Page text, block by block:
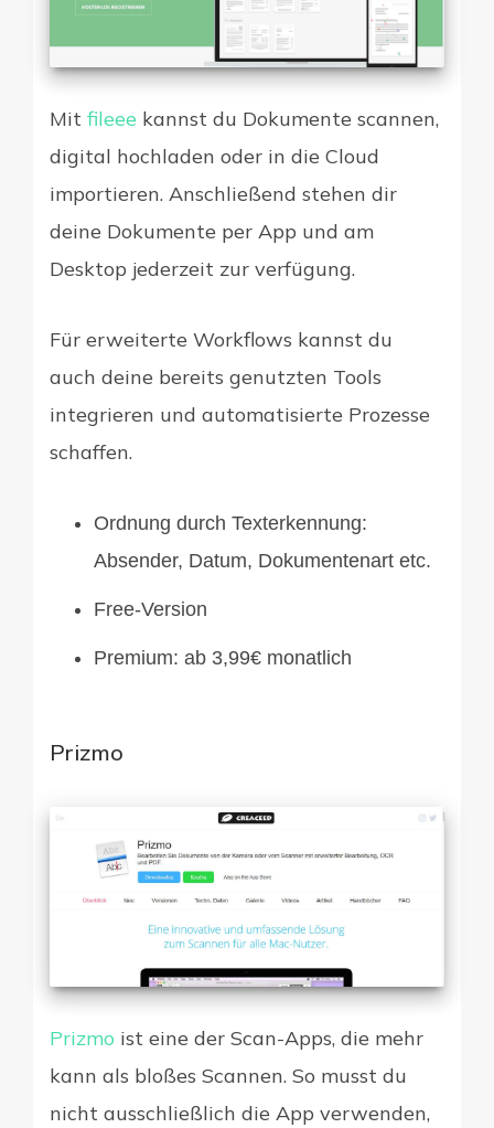
Mit fileee kannst du Dokumente scannen,
digital hochladen oder in die Cloud
importieren. Anschließend stehen dir
deine Dokumente per App und am
Desktop jederzeit zur verfügung.
Für erweiterte Workflows kannst du
auch deine bereits genutzten Tools
integrieren und automatisierte Prozesse
schaffen.
Ordnung durch Texterkennung:
Absender, Datum, Dokumentenart etc.
Free-Version
Premium: ab 3,99€ monatlich
Prizmo
Prizmo ist eine der Scan-Apps, die mehr
kann als bloßes Scannen. So musst du
nicht ausschließlich die App verwenden,